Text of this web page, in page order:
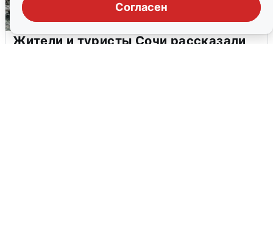
Согласен
Жители и туристы Сочи рассказали